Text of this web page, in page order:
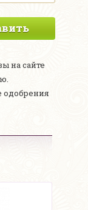
на сайте
одобрения